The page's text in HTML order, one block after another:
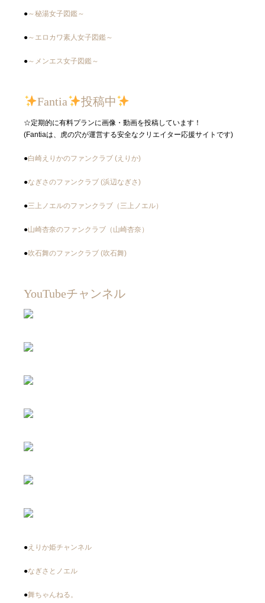
●～秘湯女子図鑑～
●～エロカワ素人女子図鑑～
●～メンエス女子図鑑～
Fantia 投稿中
☆定期的に有料プランに画像・動画を投稿しています！
(Fantiaは、虎の穴が運営する安全なクリエイター応援サイトです)
●白崎えりかのファンクラブ (えりか)
●なぎさのファンクラブ (浜辺なぎさ)
●三上ノエルのファンクラブ（三上ノエル）
●山崎杏奈のファンクラブ（山崎杏奈）
●吹石舞のファンクラブ (吹石舞)
YouTubeチャンネル
●えりか姫チャンネル
●なぎさとノエル
●舞ちゃんねる。